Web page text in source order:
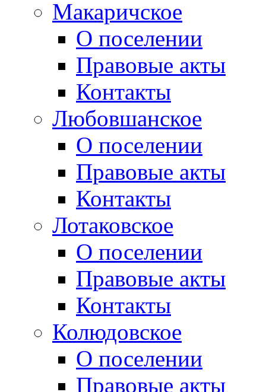
Макаричское
О поселении
Правовые акты
Контакты
Любовшанское
О поселении
Правовые акты
Контакты
Лотаковское
О поселении
Правовые акты
Контакты
Колюдовское
О поселении
Правовые акты